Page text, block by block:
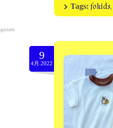
Tags: fokids,
9
4月.2022